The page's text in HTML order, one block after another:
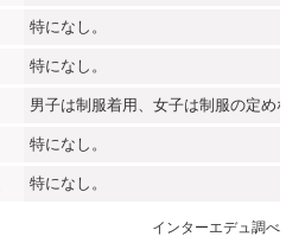
特になし。
特になし。
男子は制服着用、女子は制服の定め
特になし。
特になし。
インターエデュ調べ